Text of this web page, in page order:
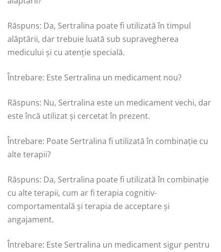
Răspuns: Da, Sertralina poate fi utilizată în timpul
alăptării, dar trebuie luată sub supravegherea
medicului și cu atenție specială.
Întrebare: Este Sertralina un medicament nou?
Răspuns: Nu, Sertralina este un medicament vechi, dar
este încă utilizat și cercetat în prezent.
Întrebare: Poate Sertralina fi utilizată în combinație cu
alte terapii?
Răspuns: Da, Sertralina poate fi utilizată în combinație
cu alte terapii, cum ar fi terapia cognitiv-
comportamentală și terapia de acceptare și
angajament.
Întrebare: Este Sertralina un medicament sigur pentru